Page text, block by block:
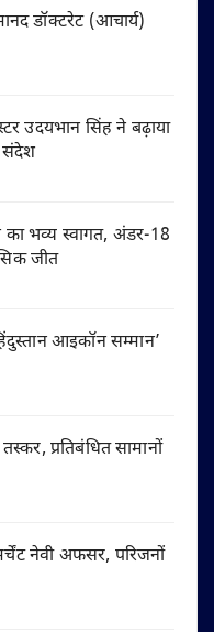
डॉक्टरेट (आचार्य)
उदयभान सिंह ने बढ़ाया
संदेश
का भव्य स्वागत, अंडर-18
जीत
आइकॉन सम्मान’
प्रतिबंधित सामानों
नेवी अफसर, परिजनों